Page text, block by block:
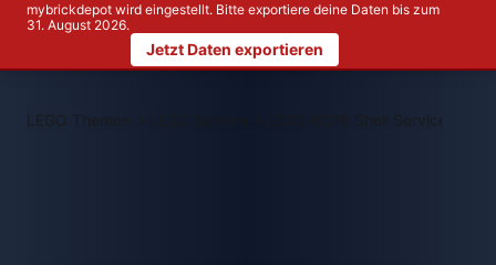
mybrickdepot wird eingestellt. Bitte exportiere deine Daten bis zum
31. August 2026.
Jetzt Daten exportieren
LEGO Themen > LEGO 6378 Shell Service